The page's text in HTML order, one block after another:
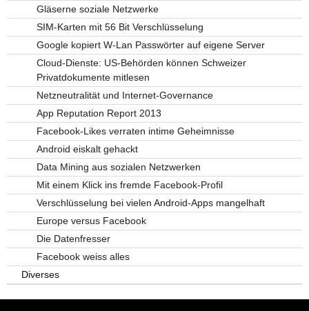
Gläserne soziale Netzwerke
SIM-Karten mit 56 Bit Verschlüsselung
Google kopiert W-Lan Passwörter auf eigene Server
Cloud-Dienste: US-Behörden können Schweizer
Privatdokumente mitlesen
Netzneutralität und Internet-Governance
App Reputation Report 2013
Facebook-Likes verraten intime Geheimnisse
Android eiskalt gehackt
Data Mining aus sozialen Netzwerken
Mit einem Klick ins fremde Facebook-Profil
Verschlüsselung bei vielen Android-Apps mangelhaft
Europe versus Facebook
Die Datenfresser
Facebook weiss alles
Diverses